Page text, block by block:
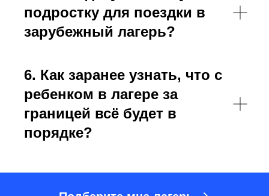
подростку для поездки в
зарубежный лагерь?
6. Как заранее узнать, что с
ребенком в лагере за
границей всё будет в
порядке?